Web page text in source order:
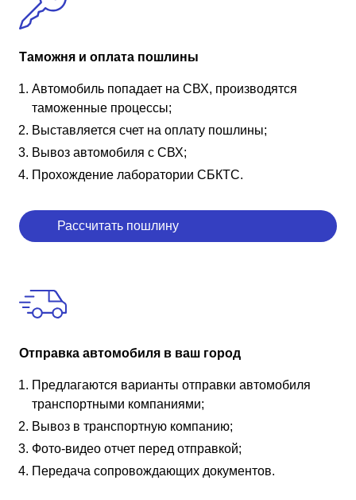
Таможня и оплата пошлины
Автомобиль попадает на СВХ, производятся
таможенные процессы;
Выставляется счет на оплату пошлины;
Вывоз автомобиля с СВХ;
Прохождение лаборатории СБКТС.
Рассчитать пошлину
Отправка автомобиля в ваш город
Предлагаются варианты отправки автомобиля
транспортными компаниями;
Вывоз в транспортную компанию;
Фото-видео отчет перед отправкой;
Передача сопровождающих документов.